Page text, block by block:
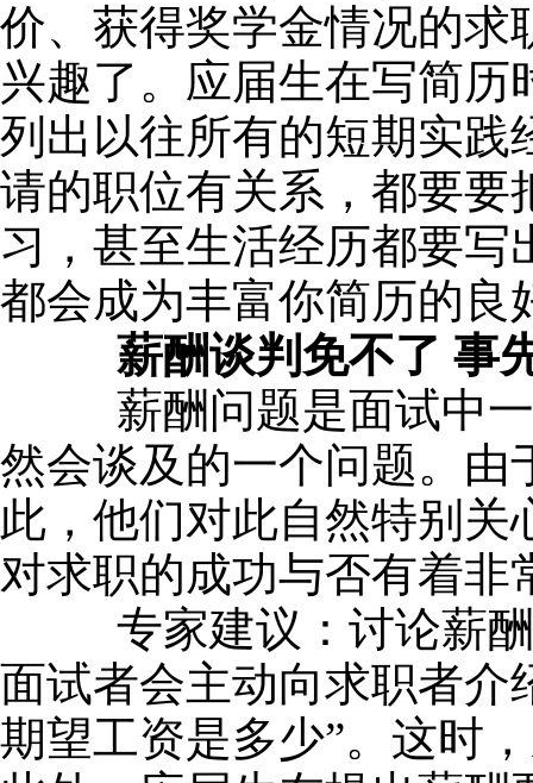
价、获得奖学金情况的求
兴趣了。应届生在写简
列出以往所有的短期实践
请的职位有关系，都要要
习，甚至生活经历都要
都会成为丰富你简历的良
薪酬谈判免不了 事
薪酬问题是面试中一
然会谈及的一个问题。由
此，他们对此自然特别
对求职的成功与否有着非
专家建议：讨论薪酬
面试者会主动向求职者介
期望工资是多少”。这时